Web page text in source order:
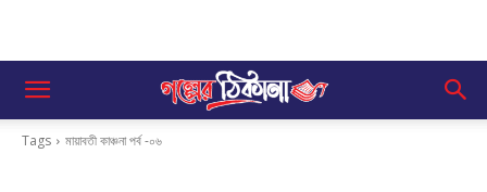
Tags মায়াবতী কাঞ্চনা পর্ব -০৬